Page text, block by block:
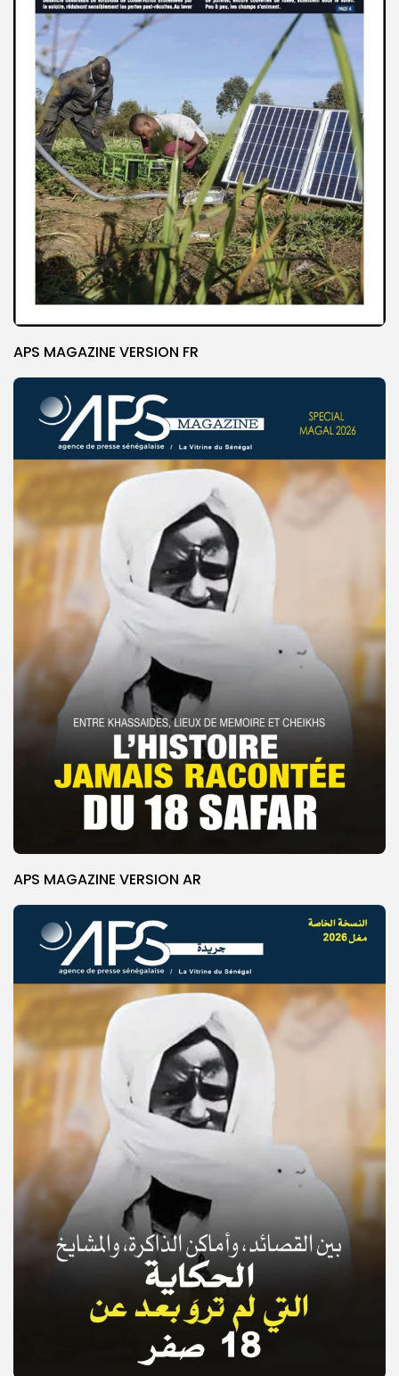
© Copyright 2025, APS
APS MAGAZINE VERSION FR
APS MAGAZINE VERSION AR